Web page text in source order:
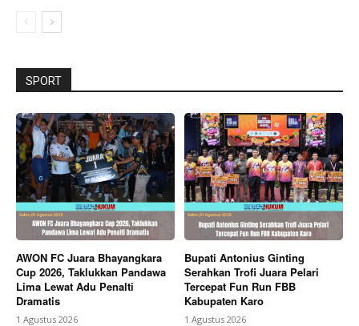
SPORT
AWON FC Juara Bhayangkara
Cup 2026, Taklukkan Pandawa
Lima Lewat Adu Penalti
Dramatis
1 Agustus 2026
Bupati Antonius Ginting
Serahkan Trofi Juara Pelari
Tercepat Fun Run FBB
Kabupaten Karo
1 Agustus 2026